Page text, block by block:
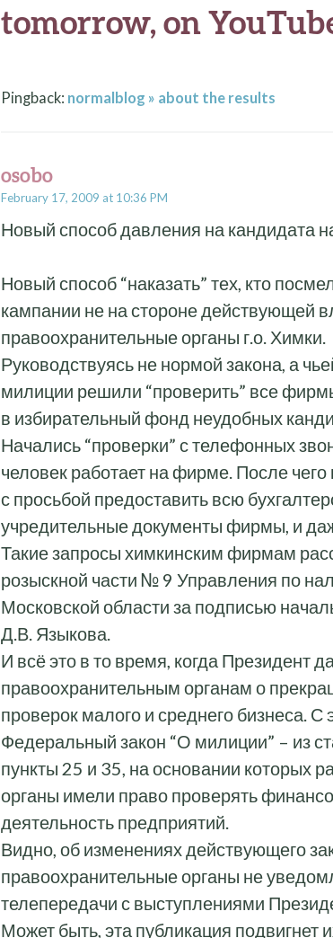
tomorrow, on
Pingback: normalblog » about the results
osobo
February 17, 2009 at 10:36 PM
Новый способ давления на кандидата
Новый способ “наказать” тех, кто
кампании не на стороне действующей
правоохранительные органы г.о. Химки.
Руководствуясь не нормой закона, а
милиции решили “проверить” все
в избирательный фонд неудобных
Начались “проверки” с телефонных
человек работает на фирме. После
с просьбой предоставить всю
учредительные документы фирмы, и
Такие запросы химкинским фирмам
розыскной части № 9 Управления по
Московской области за подписью
Д.В. Языкова.
И всё это в то время, когда Президент
правоохранительным органам о
проверок малого и среднего бизнеса.
Федеральный закон “О милиции” – из
пункты 25 и 35, на основании которых
органы имели право проверять
деятельность предприятий.
Видно, об изменениях действующего
правоохранительные органы не
телепередачи с выступлениями
Может быть, эта публикация подвигнет